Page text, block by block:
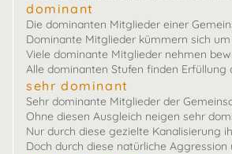
dominant
Die dominanten Mitglieder einer
Dominante Mitglieder kümmern sich
Viele dominante Mitglieder nehmen
Alle dominanten Stufen finden
sehr dominant
Sehr dominante Mitglieder der
Ohne diesen Ausgleich neigen sehr
Nur durch diese gezielte Kanalisierung
Doch durch diese natürliche